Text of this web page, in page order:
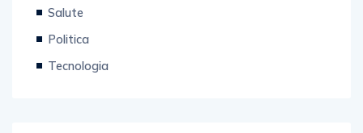
Salute
Politica
Tecnologia